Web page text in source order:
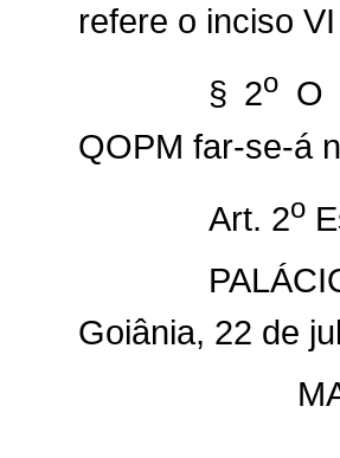
refere o inciso
§ 2o O
QOPM far-se-á
Art. 2o
Goiânia, 22 de